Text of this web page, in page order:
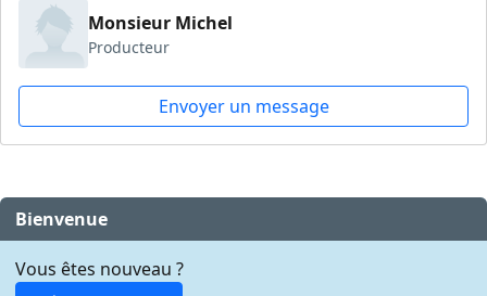
Monsieur Michel
Producteur
Envoyer un message
Bienvenue
Vous êtes nouveau ?